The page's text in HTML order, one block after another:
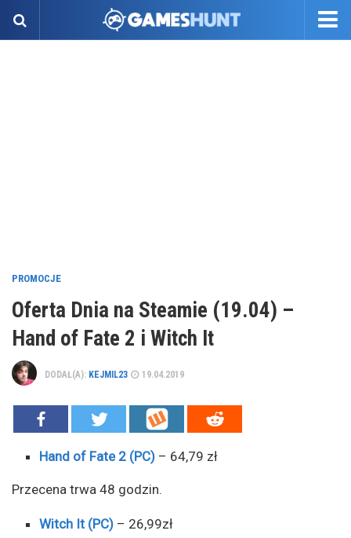
PROMOCJE
Oferta Dnia na Steamie (19.04) –
Hand of Fate 2 i Witch It
DODAŁ(A): KEJMIL23 19.04.2019
Hand of Fate 2 (PC) – 64,79 zł
Przecena trwa 48 godzin.
Witch It (PC) – 26,99zł